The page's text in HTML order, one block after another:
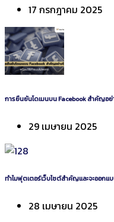
17 กรกฎาคม 2025
การยืนยันโดเมนบน Facebook สำคัญอ
29 เมษายน 2025
ทำไมฟุตเตอร์เว็บไซต์สำคัญและจะออก
28 เมษายน 2025